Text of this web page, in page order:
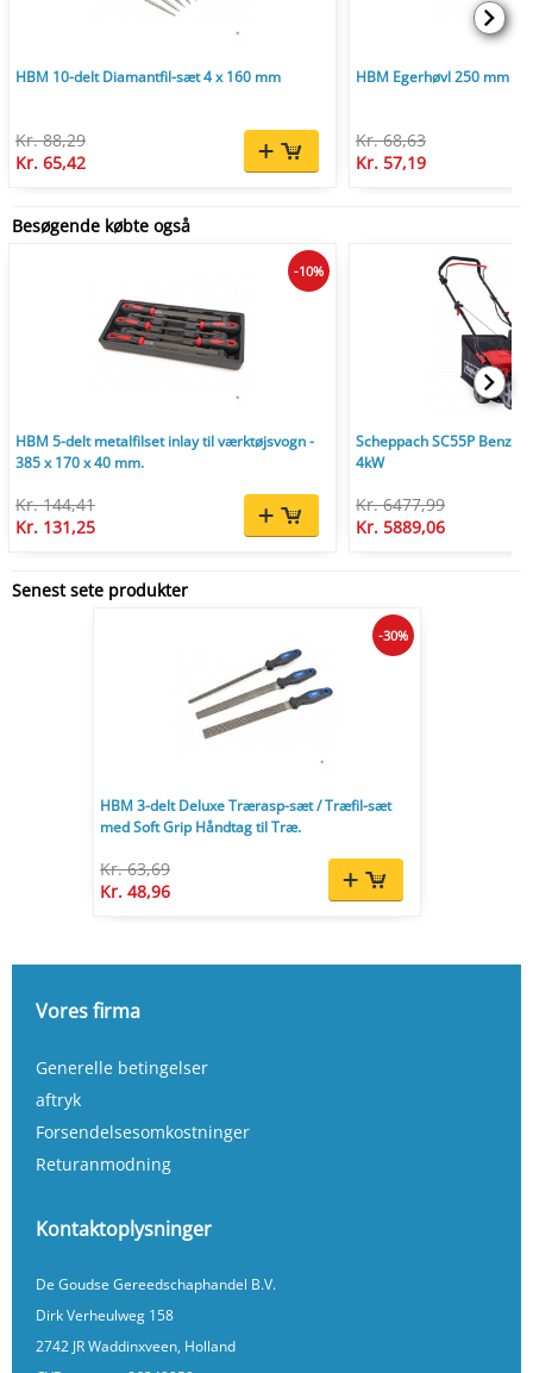
HBM 10-delt Diamantfil-sæt 4 x 160 mm
Kr. 88,29
Kr. 65,42
HBM Egerhøvl 250 mm
Kr. 68,63
Kr. 57,19
Besøgende købte også
HBM 5-delt metalfilset inlay til værktøjsvogn -
385 x 170 x 40 mm.
Kr. 144,41
Kr. 131,25
-10%
Scheppach SC55P
4kW
Kr. 6477,99
Kr. 5889,06
Senest sete produkter
HBM 3-delt Deluxe Trærasp-sæt / Træfil-sæt
med Soft Grip Håndtag til Træ.
Kr. 63,69
Kr. 48,96
-30%
Vores firma
Generelle betingelser
aftryk
Forsendelsesomkostninger
Returanmodning
Kontaktoplysninger
De Goudse Gereedschaphandel B.V.
Dirk Verheulweg 158
2742 JR Waddinxveen, Holland